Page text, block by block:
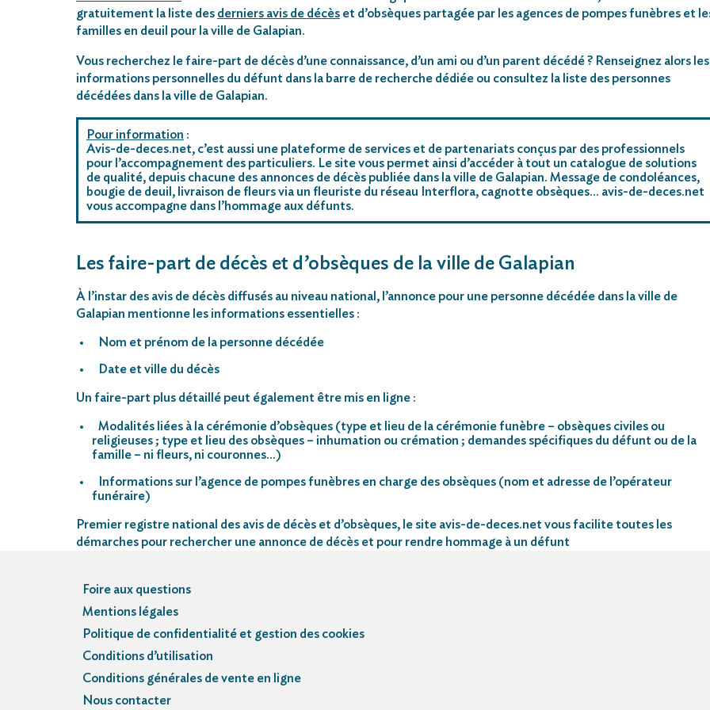
gratuitement la liste des derniers avis de décès et d’obsèques partagée par les agences de pompes funèbres et
familles en deuil pour la ville de Galapian.
Vous recherchez le faire-part de décès d’une connaissance, d’un ami ou d’un parent décédé ? Renseignez alors les
informations personnelles du défunt dans la barre de recherche dédiée ou consultez la liste des personnes
décédées dans la ville de Galapian.
Pour information :
Avis-de-deces.net, c’est aussi une plateforme de services et de partenariats conçus par des professionnels
pour l’accompagnement des particuliers. Le site vous permet ainsi d’accéder à tout un catalogue de solutions
de qualité, depuis chacune des annonces de décès publiée dans la ville de Galapian. Message de condoléances,
bougie de deuil, livraison de fleurs via un fleuriste du réseau Interflora, cagnotte obsèques… avis-de-deces.net
vous accompagne dans l’hommage aux défunts.
Les faire-part de décès et d’obsèques de la ville de Galapian
À l’instar des avis de décès diffusés au niveau national, l’annonce pour une personne décédée dans la ville de
Galapian mentionne les informations essentielles :
Nom et prénom de la personne décédée
Date et ville du décès
Un faire-part plus détaillé peut également être mis en ligne :
Modalités liées à la cérémonie d’obsèques (type et lieu de la cérémonie funèbre – obsèques civiles ou
religieuses ; type et lieu des obsèques – inhumation ou crémation ; demandes spécifiques du défunt ou de la
famille – ni fleurs, ni couronnes…)
Informations sur l’agence de pompes funèbres en charge des obsèques (nom et adresse de l’opérateur
funéraire)
Premier registre national des avis de décès et d’obsèques, le site avis-de-deces.net vous facilite toutes les
démarches pour rechercher une annonce de décès et pour rendre hommage à un défunt
Foire aux questions
Mentions légales
Politique de confidentialité et gestion des cookies
Conditions d’utilisation
Conditions générales de vente en ligne
Nous contacter